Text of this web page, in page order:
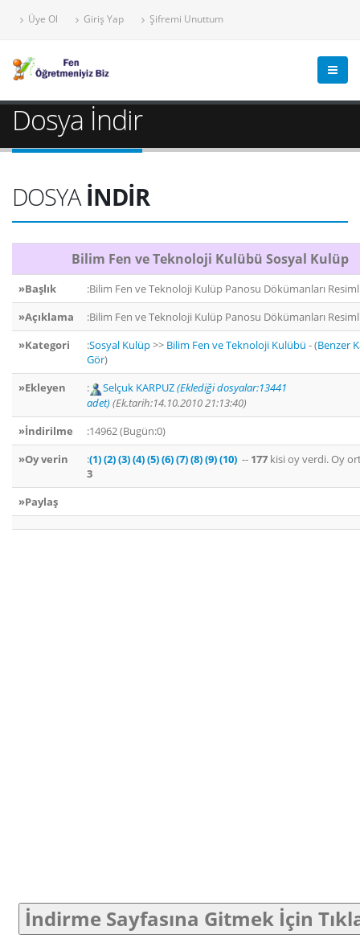
Üye Ol Giriş Yap Şifremi Unuttum
Dosya İndir
DOSYAİNDİR
Bilim Fen ve Teknoloji Kulübü Sosyal Kulüp
»Başlık
:Bilim Fen ve Teknoloji Kulüp Panosu Dökümanları
»Açıklama
:Bilim Fen ve Teknoloji Kulüp Panosu Dökümanları
»Kategori
:Sosyal Kulüp>> Bilim Fen ve Teknoloji Kulübü - (Benzer
Gör)
»Ekleyen
: Selçuk KARPUZ(Eklediği dosyalar:13441
adet)(Ek.tarih:14.10.2010 21:13:40)
»İndirilme
:14962 (Bugün:0)
»Oy verin
:(1)(2)(3)(4)(5)(6)(7)(8)(9)(10) -- 177 kisi oy verdi. Oy
3
»Paylaş